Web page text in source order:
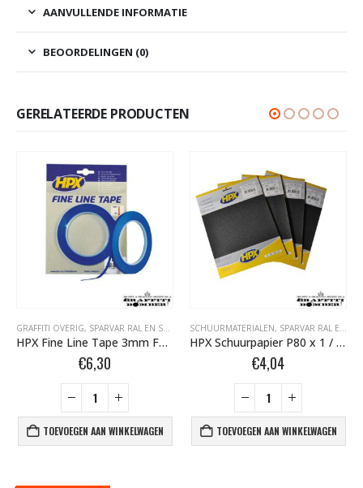
AANVULLENDE INFORMATIE
BEOORDELINGEN (0)
GERELATEERDE PRODUCTEN
, TAPE- EN AFDEKMATERIALEN
GRAFFITI OVERIG, SPARVAR RAL EN SPECIALE SPRAY ,TAPE- EN AFDEKMATERIALEN
HPX Fine Line Tape 3mm FL0333
€6,30
TOEVOEGEN AAN WINKELWAGEN
SCHUURMATERIALEN, SPARVAR RAL EN SPECIALE SPRAY
HPX Schuurpapier P80 x 1 / P120 x 2 / P180 x 1
€4,04
TOEVOEGEN AAN WINKELWAGEN